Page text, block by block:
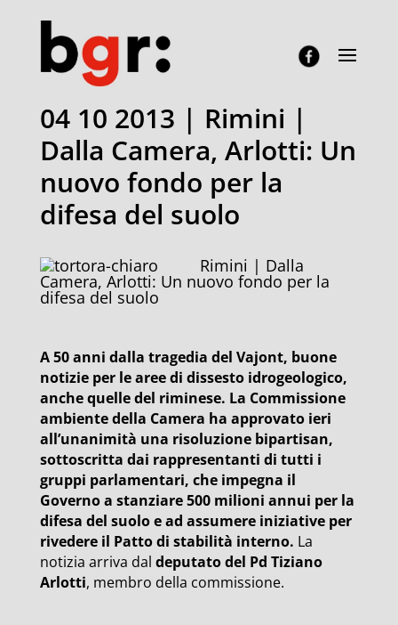
04 10 2013 | Rimini |
Dalla Camera, Arlotti: Un
nuovo fondo per la
difesa del suolo
Rimini | Dalla
Camera, Arlotti: Un nuovo fondo per la
difesa del suolo
A 50 anni dalla tragedia del Vajont, buone
notizie per le aree di dissesto idrogeologico,
anche quelle del riminese. La Commissione
ambiente della Camera ha approvato ieri
all’unanimità una risoluzione bipartisan,
sottoscritta dai rappresentanti di tutti i
gruppi parlamentari, che impegna il
Governo a stanziare 500 milioni annui per la
difesa del suolo e ad assumere iniziative per
rivedere il Patto di stabilità interno. La
notizia arriva dal deputato del Pd Tiziano
Arlotti, membro della commissione.